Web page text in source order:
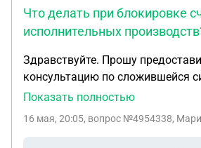
Что делать при блокировке
исполнительных
Здравствуйте. Прошу
консультацию по сложившейся
отношении меня возбуждено 15
карты заблокированы. Количество и характер
Показать полностью
16 мая, 20:05, вопрос №4954338,